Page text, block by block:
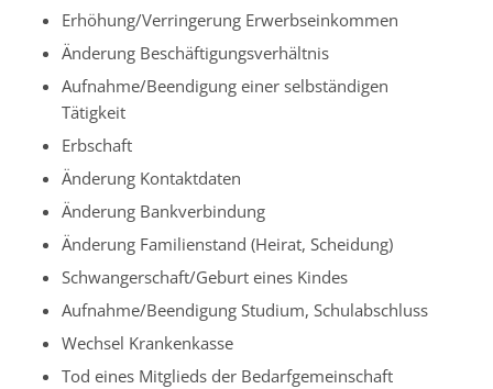
Erhöhung/Verringerung Erwerbseinkommen
Änderung Beschäftigungsverhältnis
Aufnahme/Beendigung einer selbständigen
Tätigkeit
Erbschaft
Änderung Kontaktdaten
Änderung Bankverbindung
Änderung Familienstand (Heirat, Scheidung)
Schwangerschaft/Geburt eines Kindes
Aufnahme/Beendigung Studium, Schulabschluss
Wechsel Krankenkasse
Tod eines Mitglieds der Bedarfgemeinschaft